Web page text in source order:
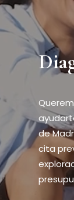
de
cita